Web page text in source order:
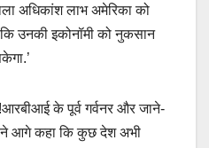
अधिकांश लाभ अमेरिका को
उनकी इकोनॉमी को नुकसान
के पूर्व गर्वनर और जाने-
ने आगे कहा कि कुछ देश अभी